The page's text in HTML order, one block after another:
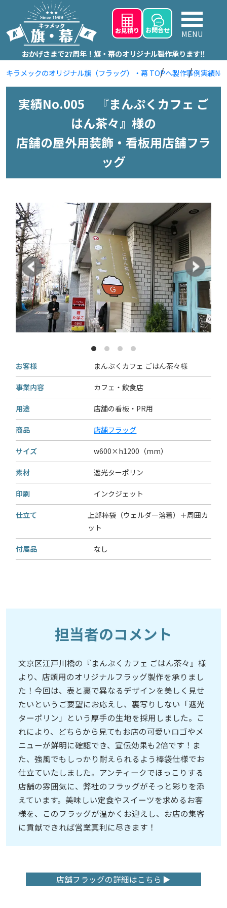
お見積り お問合せ
MENU
おかげさまで27周年！旗・幕のオリジナル製作承ります‼
キラメックのオリジナル旗（フラッグ）・幕 TOPへ製作事例実績
実績No.005 『まんぷくカフェ ご
はん茶々』様の
店舗の屋外用装飾・看板用店舗フラ
ッグ
お客様 まんぷくカフェ ごはん茶々様
事業内容 カフェ・飲食店
用途 店舗の看板・PR用
商品 店舗フラッグ
サイズ w600×h1200（mm）
素材 遮光ターポリン
印刷 インクジェット
仕立て
上部棒袋（ウェルダー溶着）＋周囲カ
ット
付属品 なし
担当者のコメント
文京区江戸川橋の『まんぷくカフェ ごはん茶々』様
より、店頭用のオリジナルフラッグ製作を承りまし
た！今回は、表と裏で異なるデザインを美しく見せ
たいというご要望にお応えし、裏写りしない「遮光
ターポリン」という厚手の生地を採用しました。こ
れにより、どちらから見てもお店の可愛いロゴやメ
ニューが鮮明に確認でき、宣伝効果も2倍です！ま
た、強風でもしっかり耐えられるよう棒袋仕様でお
仕立ていたしました。アンティークでほっこりする
店舗の雰囲気に、弊社のフラッグがそっと彩りを添
えています。美味しい定食やスイーツを求めるお客
様を、このフラッグが温かくお迎えし、お店の集客
に貢献できれば営業冥利に尽きます！
店舗フラッグの詳細はこちら